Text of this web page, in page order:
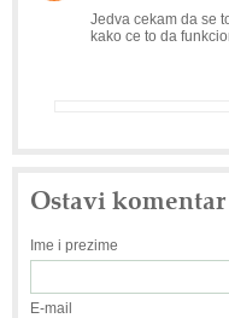
Jedva cekam da se
kako ce to da
Ostavi komentar
Ime i prezime
E-mail